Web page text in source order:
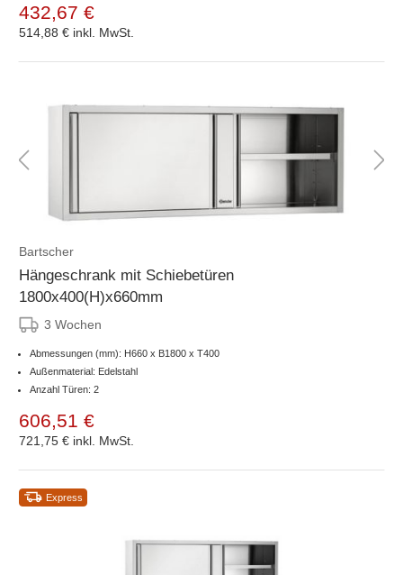
432,67 €
514,88 € inkl. MwSt.
Bartscher
Hängeschrank mit Schiebetüren
1800x400(H)x660mm
3 Wochen
Abmessungen (mm): H660 x B1800 x T400
Außenmaterial: Edelstahl
Anzahl Türen: 2
606,51 €
721,75 € inkl. MwSt.
Express